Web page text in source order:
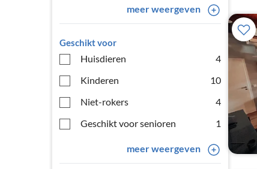
meer weergeven
Geschikt voor
Huisdieren
4
Kinderen
10
Niet-rokers
4
Geschikt voor senioren
1
meer weergeven